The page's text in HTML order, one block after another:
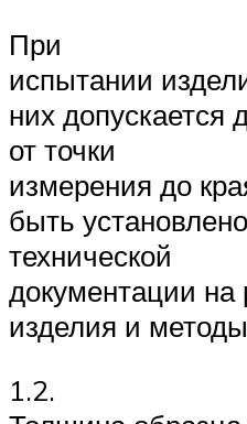
При
испытании
них допускается
от точки
измерения до
быть
технической
документации на
изделия и
1.2.